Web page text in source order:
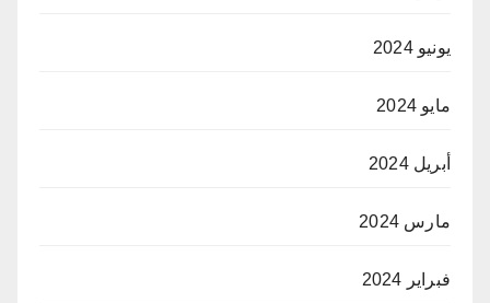
يونيو 2024
مايو 2024
أبريل 2024
مارس 2024
فبراير 2024